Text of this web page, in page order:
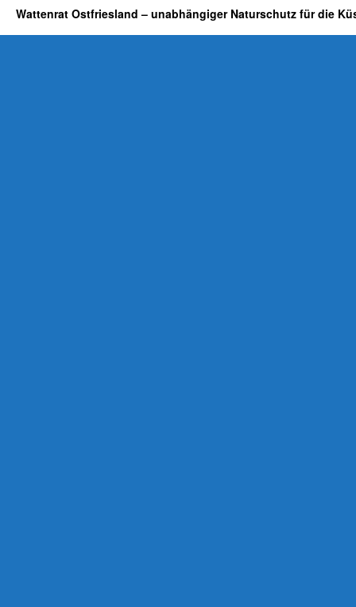
Wattenrat Ostfriesland – unabhängiger Naturschutz für die